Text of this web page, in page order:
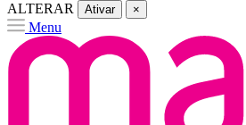
ALTERAR
Ativar ×
Menu